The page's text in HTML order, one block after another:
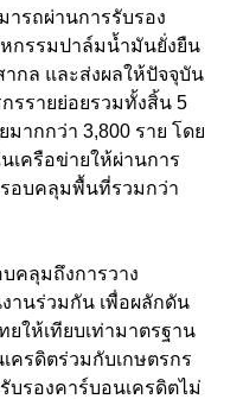
ารถผ่านการรับรอง
กรรมปาล์มน้ำมันยั่งยืน
กล และส่งผลให้ปัจจุบัน
รรายย่อยรวมทั้งสิ้น 5
ากกว่า 3,800 ราย โดย
เครือข่ายให้ผ่านการ
อบคลุมพื้นที่รวมกว่า
คลุมถึงการวาง
านร่วมกัน เพื่อผลักดัน
ให้เทียบเท่ามาตรฐาน
ครดิตร่วมกับเกษตรกร
บรองคาร์บอนเครดิตไม่